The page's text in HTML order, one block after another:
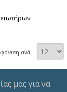
ανά
μας για να